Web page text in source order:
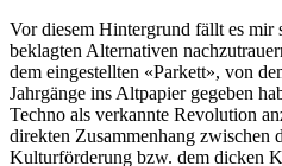
Vor diesem Hintergrund fällt es mir
beklagten Alternativen
dem eingestellten «Parkett», von
Jahrgänge ins Altpapier gegeben
Techno als verkannte Revolution
direkten Zusammenhang zwischen
Kulturförderung bzw. dem dicken